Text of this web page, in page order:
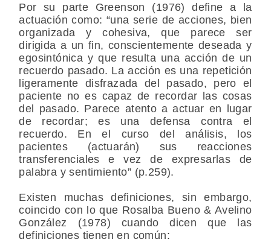
Por su parte Greenson (1976) define a la
actuación como: “una serie de acciones, bien
organizada y cohesiva, que parece ser
dirigida a un fin, conscientemente deseada y
egosintónica y que resulta una acción de un
recuerdo pasado. La acción es una repetición
ligeramente disfrazada del pasado, pero el
paciente no es capaz de recordar las cosas
del pasado. Parece atento a actuar en lugar
de recordar; es una defensa contra el
recuerdo. En el curso del análisis, los
pacientes (actuarán) sus reacciones
transferenciales e vez de expresarlas de
palabra y sentimiento” (p.259).
Existen muchas definiciones, sin embargo,
coincido con lo que Rosalba Bueno & Avelino
González (1978) cuando dicen que las
definiciones tienen en común: